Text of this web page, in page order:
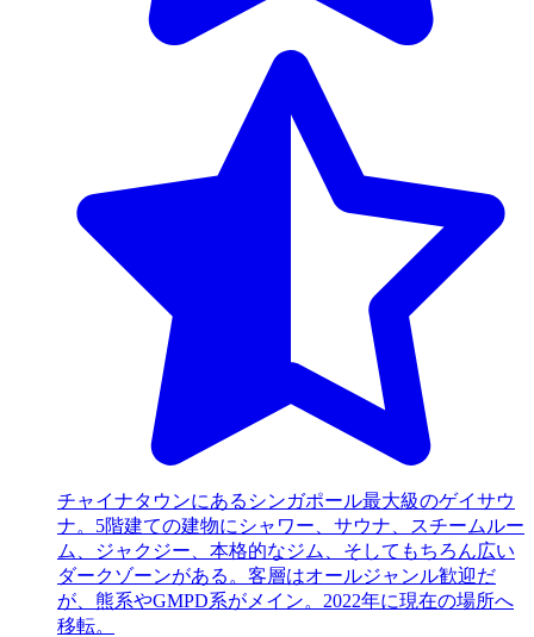
チャイナタウンにあるシンガポール最大級のゲイサウ
ナ。5階建ての建物にシャワー、サウナ、スチームルー
ム、ジャクジー、本格的なジム、そしてもちろん広い
ダークゾーンがある。客層はオールジャンル歓迎だ
が、熊系やGMPD系がメイン。2022年に現在の場所へ
移転。